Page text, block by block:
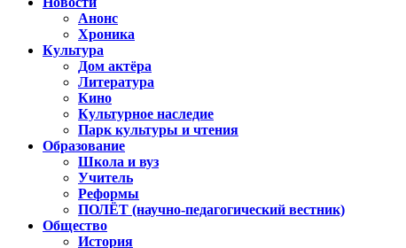
Анонс
Хроника
Культура
Дом актёра
Литература
Кино
Культурное наследие
Парк культуры и чтения
Образование
Школа и вуз
Учитель
Реформы
ПОЛЁТ (научно-педагогический вестник)
Общество
История